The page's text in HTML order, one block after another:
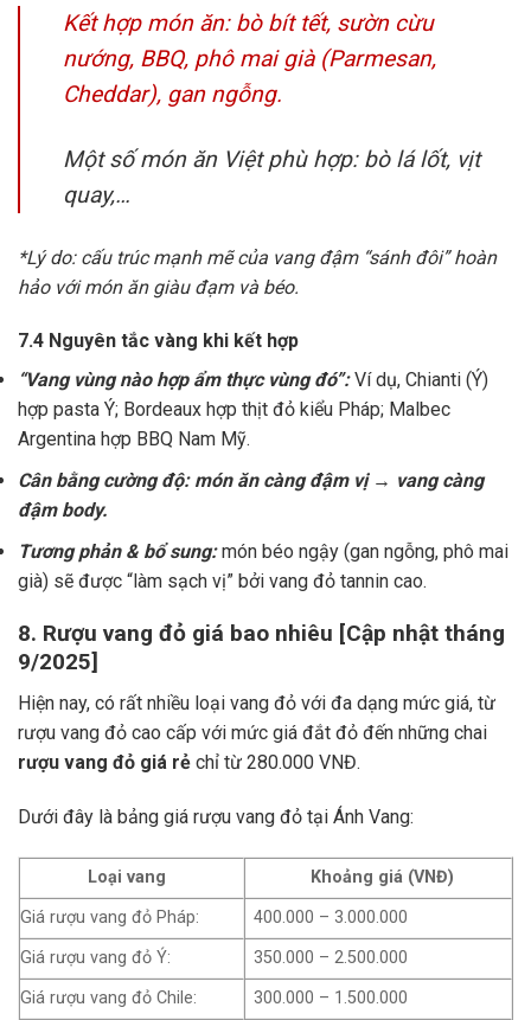
Kết hợp món ăn: bò bít tết, sườn cừu
nướng, BBQ, phô mai già (Parmesan,
Cheddar), gan ngỗng.
Một số món ăn Việt phù hợp: bò lá lốt, vịt
quay,…
*Lý do: cấu trúc mạnh mẽ của vang đậm “sánh đôi” hoàn
hảo với món ăn giàu đạm và béo.
7.4 Nguyên tắc vàng khi kết hợp
“Vang vùng nào hợp ẩm thực vùng đó”:Ví dụ, Chianti (Ý)
hợp pasta Ý; Bordeaux hợp thịt đỏ kiểu Pháp; Malbec
Argentina hợp BBQ Nam Mỹ.
Cân bằng cường độ: món ăn càng đậm vị → vang càng
đậm body.
Tương phản & bổ sung:món béo ngậy (gan ngỗng, phô mai
già) sẽ được “làm sạch vị” bởi vang đỏ tannin cao.
8. Rượu vang đỏ giá bao nhiêu [Cập nhật tháng
9/2025]
Hiện nay, có rất nhiều loại vang đỏ với đa dạng mức giá, từ
rượu vang đỏ cao cấp với mức giá đắt đỏ đến những chai
rượu vang đỏ giá rẻ chỉ từ 280.000 VNĐ.
Dưới đây là bảng giá rượu vang đỏ tại Ánh Vang:
Loại vang
Khoảng giá (VNĐ)
Giá rượu vang đỏ Pháp:
400.000 – 3.000.000
Giá rượu vang đỏ Ý:
350.000 – 2.500.000
Giá rượu vang đỏ Chile:
300.000 – 1.500.000